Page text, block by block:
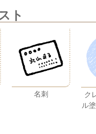
ト
名刺
ク
ル